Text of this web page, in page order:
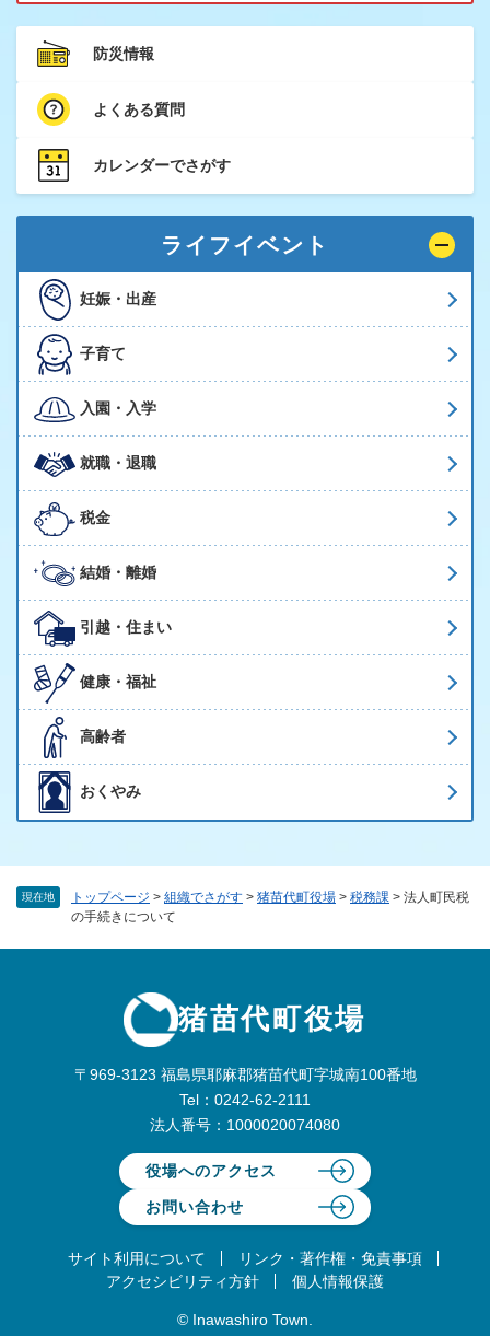
現在地 トップページ > 組織でさがす > 猪苗代町役場 > 税務課 > 法人町民税
の手続きについて
防災情報
よくある質問
カレンダーでさがす
ライフイベント
妊娠・出産
子育て
入園・入学
就職・退職
税金
結婚・離婚
引越・住まい
健康・福祉
高齢者
おくやみ
猪苗代町役場
〒969-3123 福島県耶麻郡猪苗代町字城南100番地
Tel：0242-62-2111
法人番号：1000020074080
役場へのアクセス
お問い合わせ
サイト利用について
リンク・著作権・免責事項
アクセシビリティ方針
個人情報保護
© Inawashiro Town.